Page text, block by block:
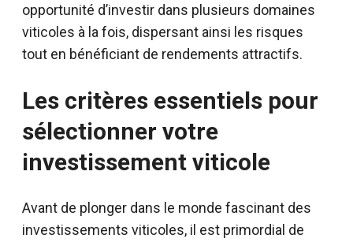
opportunité d’investir dans plusieurs domaines
viticoles à la fois, dispersant ainsi les risques
tout en bénéficiant de rendements attractifs.
Les critères essentiels pour
sélectionner votre
investissement viticole
Avant de plonger dans le monde fascinant des
investissements viticoles, il est primordial de